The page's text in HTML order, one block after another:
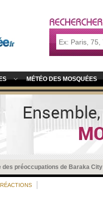
MÉTÉO DES MOSQUÉES
des préoccupations de Baraka City
RÉACTIONS